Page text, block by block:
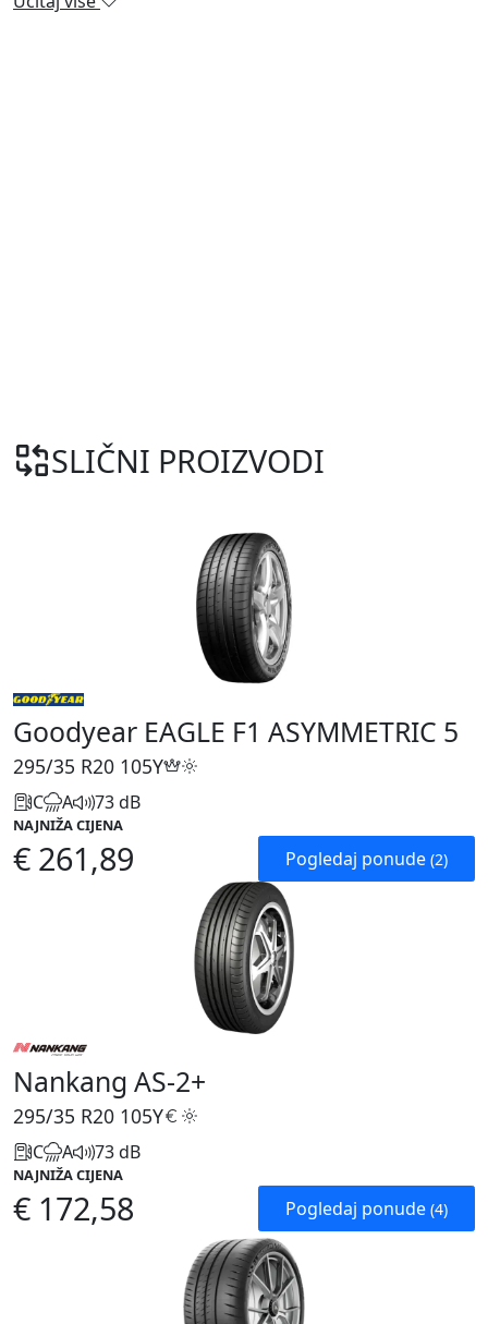
SLIČNI PROIZVODI
Goodyear EAGLE F1 ASYMMETRIC 5
295/35 R20 105Y
C A 73 dB
NAJNIŽA CIJENA
€ 261,89 Pogledaj ponude (2)
Nankang AS-2+
295/35 R20 105Y
C A 73 dB
NAJNIŽA CIJENA
€ 172,58 Pogledaj ponude (4)